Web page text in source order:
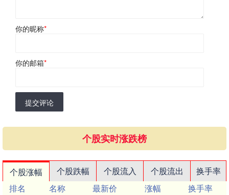
你的昵称*
你的邮箱*
提交评论
个股实时涨跌榜
个股涨幅 个股跌幅 个股流入 个股流出
换手率
排名
名称 最新价 涨幅
换手率